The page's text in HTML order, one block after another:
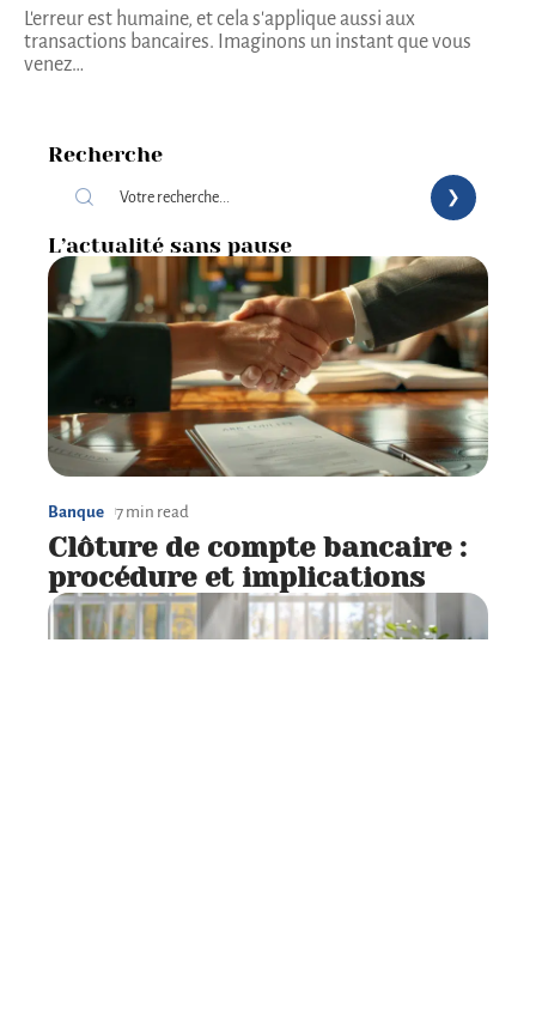
L'erreur est humaine, et cela s'applique aussi aux
transactions bancaires. Imaginons un instant que vous
venez…
Recherche
L’actualité sans pause
Banque 7 min read
Clôture de compte bancaire :
procédure et implications